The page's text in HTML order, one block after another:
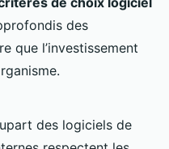
des
que l’investissement
des logiciels de